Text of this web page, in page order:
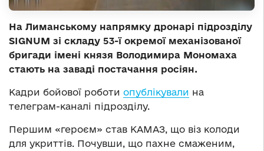
На Лиманському напрямку дронарі підрозділу
SIGNUM зі складу 53-ї окремої механізованої
бригади імені князя Володимира Мономаха
стають на заваді постачання росіян.
Кадри бойової роботи опублікували на
телеграм-каналі підрозділу.
Першим «героєм» став КАМАЗ, що віз колоди
для укриттів. Почувши, що пахне смаженим,